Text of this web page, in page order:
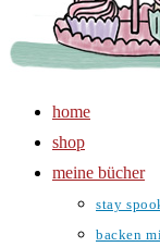
home
shop
meine bücher
stay
backen